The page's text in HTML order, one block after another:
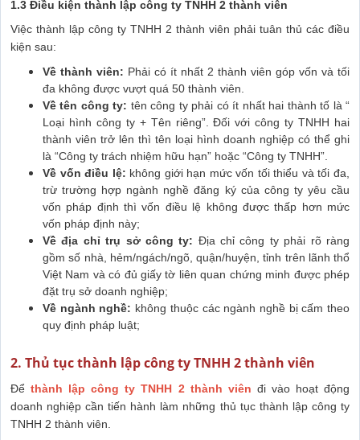
1.3 Điều kiện thành lập công ty TNHH 2 thành viên
Việc thành lập công ty TNHH 2 thành viên phải tuân thủ các điều
kiện sau:
Về thành viên: Phải có ít nhất 2 thành viên góp vốn và tối
đa không được vượt quá 50 thành viên.
Về tên công ty: tên công ty phải có ít nhất hai thành tố là “
Loại hình công ty + Tên riêng”. Đối với công ty TNHH hai
thành viên trở lên thì tên loại hình doanh nghiệp có thể ghi
là “Công ty trách nhiệm hữu hạn” hoặc “Công ty TNHH”.
Về vốn điều lệ: không giới hạn mức vốn tối thiểu và tối đa,
trừ trường hợp ngành nghề đăng ký của công ty yêu cầu
vốn pháp định thì vốn điều lệ không được thấp hơn mức
vốn pháp định này;
Về địa chỉ trụ sở công ty: Địa chỉ công ty phải rõ ràng
gồm số nhà, hẻm/ngách/ngõ, quận/huyện, tỉnh trên lãnh thổ
Việt Nam và có đủ giấy tờ liên quan chứng minh được phép
đặt trụ sở doanh nghiệp;
Về ngành nghề: không thuộc các ngành nghề bị cấm theo
quy định pháp luật;
2. Thủ tục thành lập công ty TNHH 2 thành viên
Đểthành lập công ty TNHH 2 thành viên đi vào hoạt động
doanh nghiệp cần tiến hành làm những thủ tục thành lập công ty
TNHH 2 thành viên.